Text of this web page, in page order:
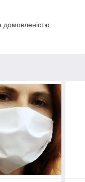
домовленістю